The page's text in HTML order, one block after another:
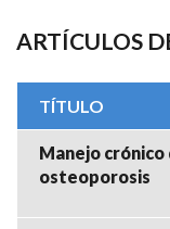
ARTÍCULOS
TÍTULO
Manejo crónico
osteoporosis